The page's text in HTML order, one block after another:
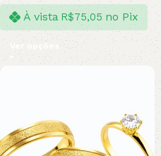
À vista R$75,05 no Pix
Ver opções